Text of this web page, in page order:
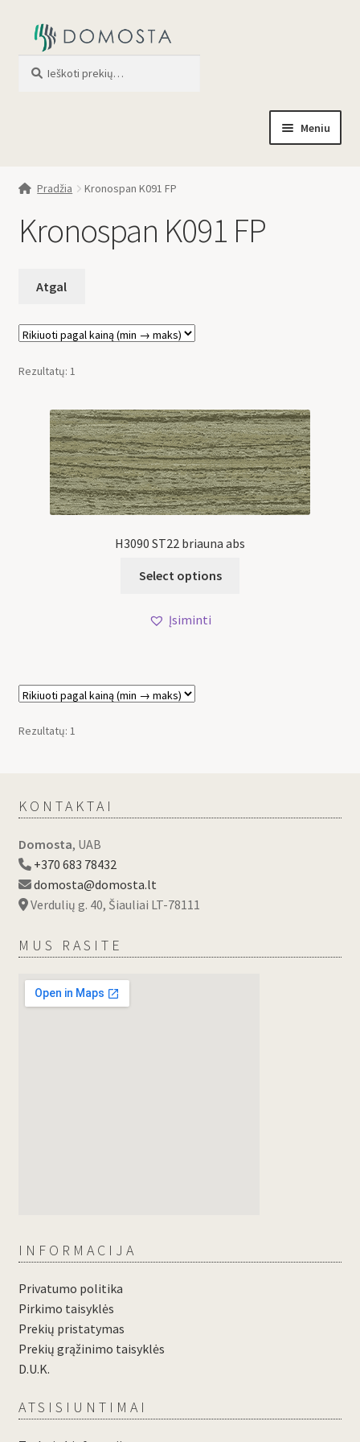
Meniu
Profilis
Pradžia Kronospan K091 FP
Kronospan K091 FP
Rezultatų: 1
H3090 ST22 briauna abs
Select options
Įsiminti
Rezultatų: 1
KONTAKTAI
Domosta, UAB
+370 683 78432
domosta@domosta.lt
Verdulių g. 40, Šiauliai LT-78111
MUS RASITE
INFORMACIJA
Privatumo politika
Pirkimo taisyklės
Prekių pristatymas
Prekių grąžinimo taisyklės
D.U.K.
ATSISIUNTIMAI